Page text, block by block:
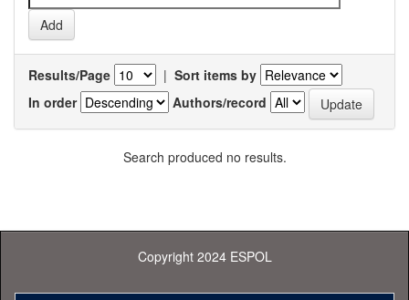
Results/Page | Sort items by
In order
Authors/record
Search produced no results.
Copyright 2024 ESPOL